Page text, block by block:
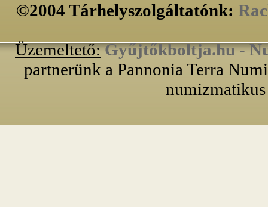
©2004 Tárhelyszolgáltatónk:
Üzemeltető: Gyűjtőkboltja.hu -
partnerünk a Pannonia Terra
numizmatikus